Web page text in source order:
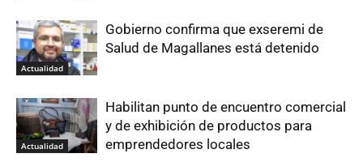
Actualidad
Gobierno confirma que exseremi de
Salud de Magallanes está detenido
Actualidad
Habilitan punto de encuentro comercial
y de exhibición de productos para
emprendedores locales